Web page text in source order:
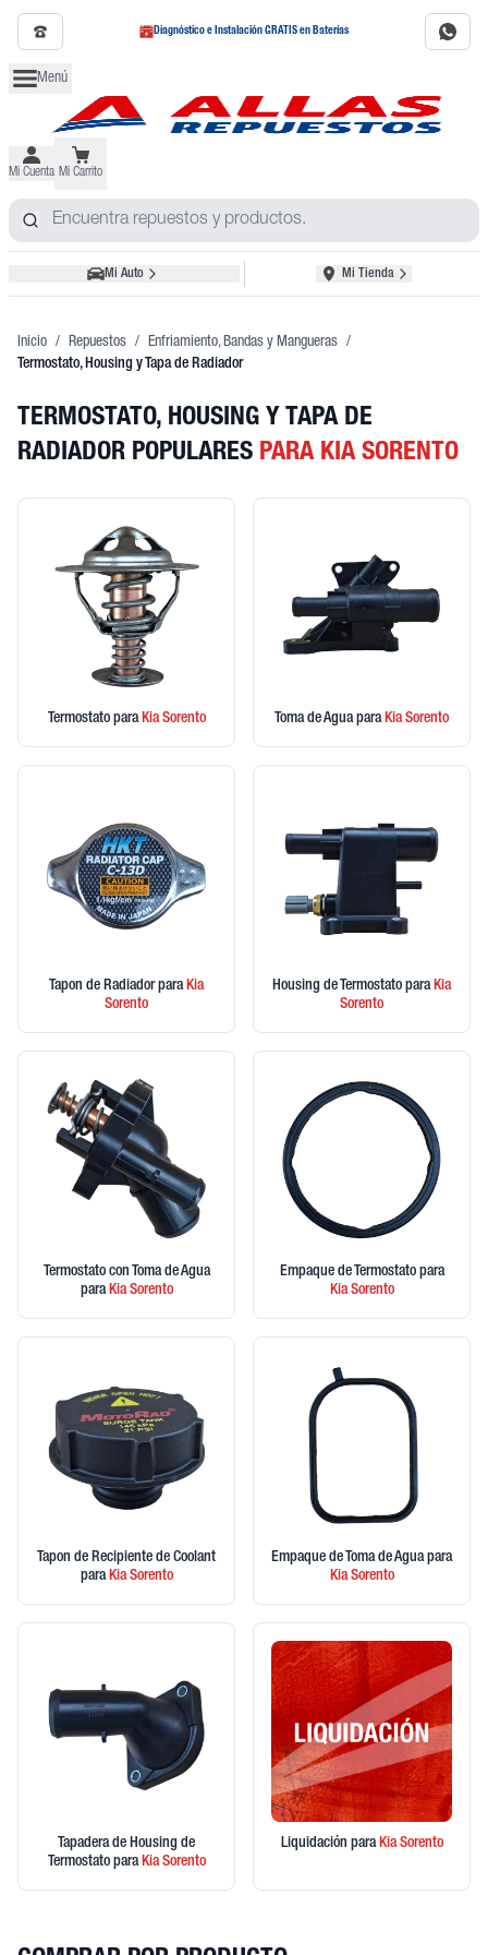
Diagnóstico e Instalación GRATIS en Baterías
Menú
Mi Cuenta Mi Carrito
Mi Auto Mi Tienda
Inicio / Repuestos / Enfriamiento, Bandas y Mangueras /
Termostato, Housing y Tapa de Radiador
TERMOSTATO, HOUSING Y TAPA DE
RADIADOR POPULARES PARA KIA SORENTO
Termostato paraKiaSorento Toma de Agua paraKiaSorento
Tapon de Radiador paraKia
Sorento
Housing de Termostato paraKia
Sorento
Termostato con Toma de Agua
paraKiaSorento
Empaque de Termostato para
KiaSorento
Tapon de Recipiente de Coolant
paraKiaSorento
Empaque de Toma de Agua para
KiaSorento
Tapadera de Housing de
Termostato paraKiaSorento
Liquidación paraKiaSorento